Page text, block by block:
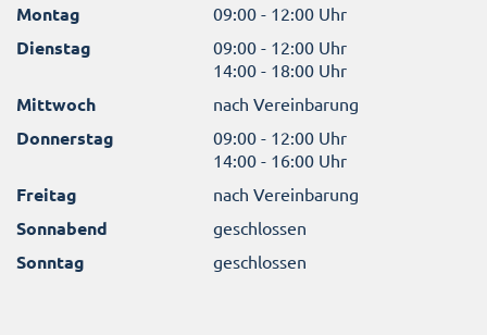
Montag 09:00 - 12:00 Uhr
Dienstag
09:00 - 12:00 Uhr
14:00 - 18:00 Uhr
Mittwoch nach Vereinbarung
Donnerstag
09:00 - 12:00 Uhr
14:00 - 16:00 Uhr
Freitag nach Vereinbarung
Sonnabend geschlossen
Sonntag geschlossen